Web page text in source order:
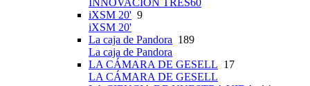
INNOVACIÓN TRES60
iXSM 20' 9
iXSM 20'
La caja de Pandora 189
La caja de Pandora
LA CÁMARA DE GESELL 17
LA CÁMARA DE GESELL